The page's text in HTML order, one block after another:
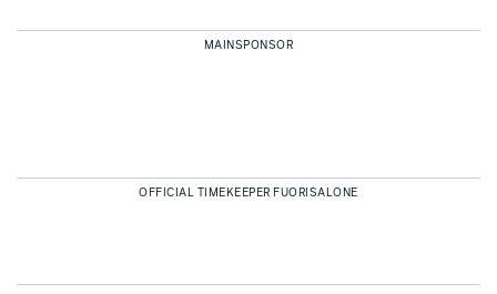
MAINSPONSOR
OFFICIAL TIMEKEEPER FUORISALONE